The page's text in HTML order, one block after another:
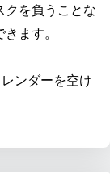
クを負うことな
ます。
ンダーを空け